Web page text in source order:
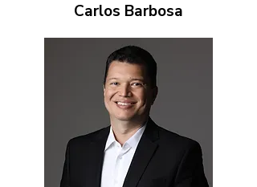
Carlos Barbosa